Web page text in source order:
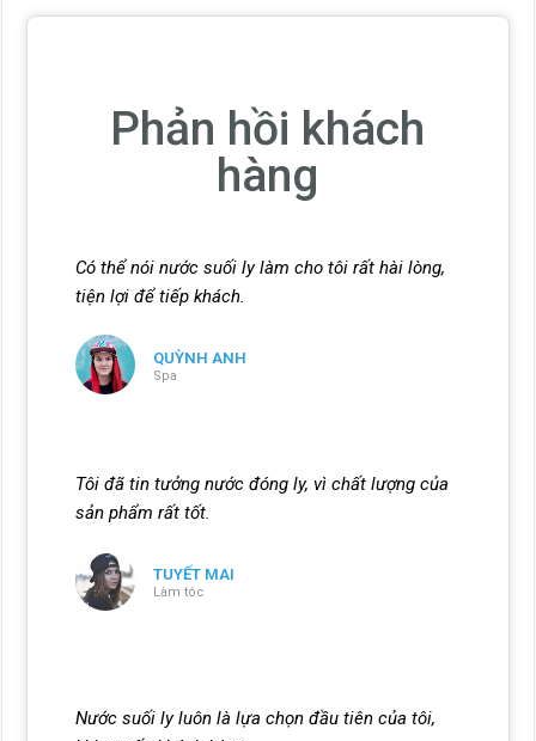
Phản hồi khách
hàng
Có thể nói nước suối ly làm cho tôi rất hài lòng,
tiện lợi để tiếp khách.
QUỲNH ANH
Spa
Tôi đã tin tưởng nước đóng ly, vì chất lượng của
sản phẩm rất tốt.
TUYẾT MAI
Làm tóc
Nước suối ly luôn là lựa chọn đầu tiên của tôi,